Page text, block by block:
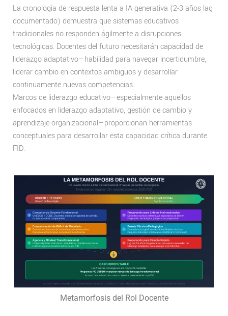
La cronología de respuesta lenta a IA generativa (2-3 años lag
documentado) demuestra que sistemas educativos
tradicionales no responden ágilmente a disrupciones
tecnológicas. Docentes del futuro necesitarán capacidad de
liderazgo adaptativo—habilidad para navegar incertidumbre,
liderar cambio en contextos ambiguos y desarrollar
continuamente nuevas competencias.
Marcos de liderazgo educativo—especialmente aquellos
enfocados en liderazgo adaptativo, gestión de cambio y
aprendizaje organizacional—proporcionan herramientas
conceptuales para desarrollar esta capacidad crítica durante
FID.
Metamorfosis del Rol Docente